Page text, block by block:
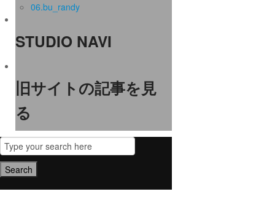
06.bu_randy
STUDIO NAVI
旧サイトの記事を見
る